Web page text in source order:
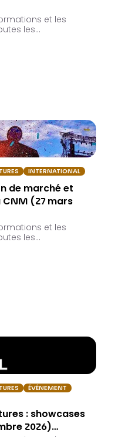
et les
les…
INTERNATIONAL
de marché et
(27 mars
et les
les…
ÉVÉNEMENT
: showcases
2026)…